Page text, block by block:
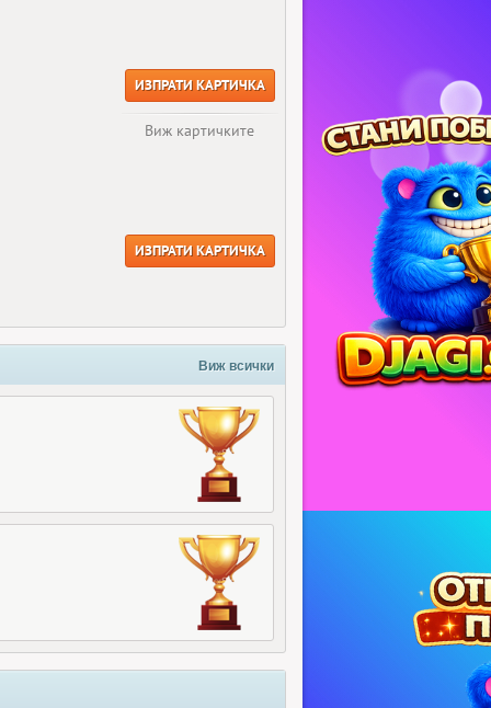
ИЗПРАТИ КАРТИЧКА
Виж картичките
ИЗПРАТИ КАРТИЧКА
Виж всички